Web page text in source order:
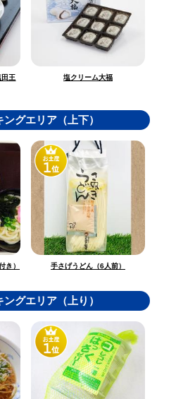
王 塩クリーム大福
グエリア（上下）
き） 手さげうどん（6人前）
グエリア（上り）